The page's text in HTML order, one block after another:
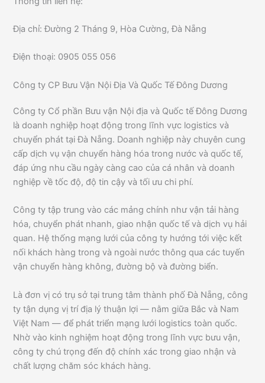
Địa chỉ: Đường 2 Tháng 9, Hòa Cường, Đà Nẵng
Điện thoại: 0905 055 056
Công ty CP Bưu Vận Nội Địa Và Quốc Tế Đông Dương
Công ty Cổ phần Bưu vận Nội địa và Quốc tế Đông Dương
là doanh nghiệp hoạt động trong lĩnh vực logistics và
chuyển phát tại Đà Nẵng. Doanh nghiệp này chuyên cung
cấp dịch vụ vận chuyển hàng hóa trong nước và quốc tế,
đáp ứng nhu cầu ngày càng cao của cá nhân và doanh
nghiệp về tốc độ, độ tin cậy và tối ưu chi phí.
Công ty tập trung vào các mảng chính như vận tải hàng
hóa, chuyển phát nhanh, giao nhận quốc tế và dịch vụ hải
quan. Hệ thống mạng lưới của công ty hướng tới việc kết
nối khách hàng trong và ngoài nước thông qua các tuyến
vận chuyển hàng không, đường bộ và đường biển.
Là đơn vị có trụ sở tại trung tâm thành phố Đà Nẵng, công
ty tận dụng vị trí địa lý thuận lợi — nằm giữa Bắc và Nam
Việt Nam — để phát triển mạng lưới logistics toàn quốc.
Nhờ vào kinh nghiệm hoạt động trong lĩnh vực bưu vận,
công ty chú trọng đến độ chính xác trong giao nhận và
chất lượng chăm sóc khách hàng.